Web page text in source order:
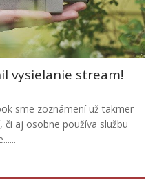
vysielanie stream!
sme zoznámení už takmer
aj osobne používa službu